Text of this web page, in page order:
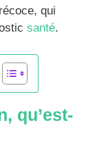
qui
santé.
qu’est-